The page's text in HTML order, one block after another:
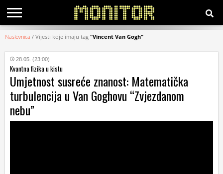
KATEGORIJE
HRVATSKI
WEB
Naslovnica / Vijesti koje imaju tag "Vincent Van Gogh"
28.05. (23:00)
Kvantna fizika u kistu
Umjetnost susreće znanost: Matematička
turbulencija u Van Goghovu “Zvjezdanom
nebu”